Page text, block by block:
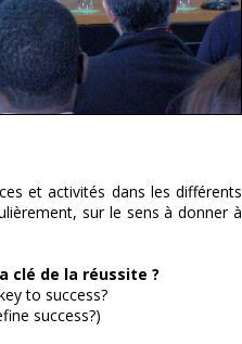
et activités dans les différents
sur le sens à donner à
clé de la réussite ?
to success?
success?)